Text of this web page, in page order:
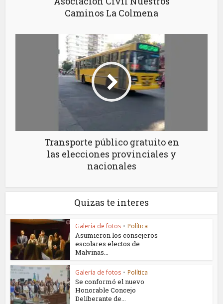
Caminos La Colmena
Transporte público gratuito en
las elecciones provinciales y
nacionales
Quizas te interes
Galería de fotos • Política
Asumieron los consejeros
escolares electos de
Malvinas...
Galería de fotos • Política
Se conformó el nuevo
Honorable Concejo
Deliberante de...